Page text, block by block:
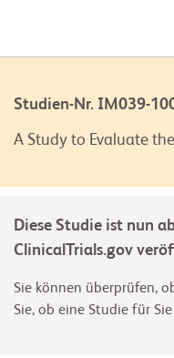
Studien-Nr. IM039-
A Study to Evaluate
Diese Studie ist nun
ClinicalTrials.gov
Sie können überprüfen,
Sie, ob eine Studie für